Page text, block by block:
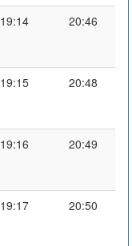
19:14 20:46
19:15 20:48
19:16 20:49
19:17 20:50